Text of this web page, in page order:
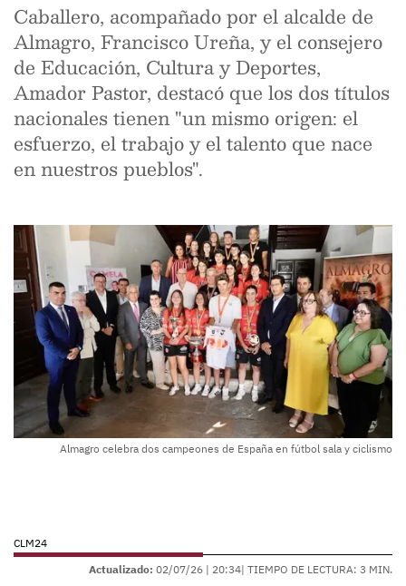
Caballero, acompañado por el alcalde de
Almagro, Francisco Ureña, y el consejero
de Educación, Cultura y Deportes,
Amador Pastor, destacó que los dos títulos
nacionales tienen "un mismo origen: el
esfuerzo, el trabajo y el talento que nace
en nuestros pueblos".
Almagro celebra dos campeones de España en fútbol sala y ciclismo
CLM24
Actualizado: 02/07/26 | 20:34| TIEMPO DE LECTURA: 3 MIN.